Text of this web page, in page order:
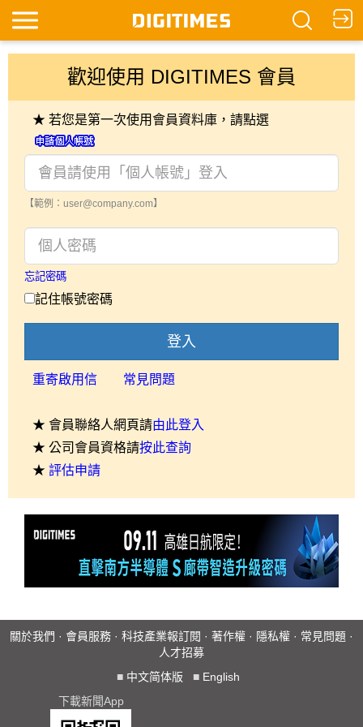
歡迎使用 DIGITIMES 會員
★ 若您是第一次使用會員資料庫，請點選
【範例：user@company.com】
忘記密碼
記住帳號密碼
登入
重寄啟用信 常見問題
★ 會員聯絡人網頁請由此登入
★ 公司會員資格請按此查詢
★ 評估申請
關於我們 · 會員服務 · 科技產業報訂閱 · 著作權 · 隱私權 · 常見問題 ·
人才招募
■ 中文简体版 ■ English
下載新聞App